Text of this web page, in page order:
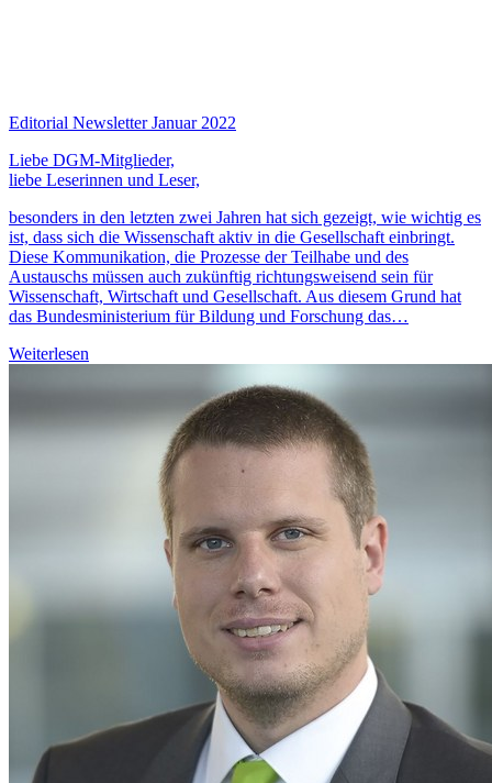
Editorial Newsletter Januar 2022
Liebe DGM-Mitglieder,
liebe Leserinnen und Leser,
besonders in den letzten zwei Jahren hat sich gezeigt, wie wichtig es
ist, dass sich die Wissenschaft aktiv in die Gesellschaft einbringt.
Diese Kommunikation, die Prozesse der Teilhabe und des
Austauschs müssen auch zukünftig richtungsweisend sein für
Wissenschaft, Wirtschaft und Gesellschaft. Aus diesem Grund hat
das Bundesministerium für Bildung und Forschung das…
Weiterlesen